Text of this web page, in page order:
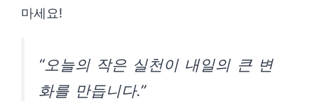
마세요!
“오늘의 작은 실천이 내일의 큰 변
화를 만듭니다.”